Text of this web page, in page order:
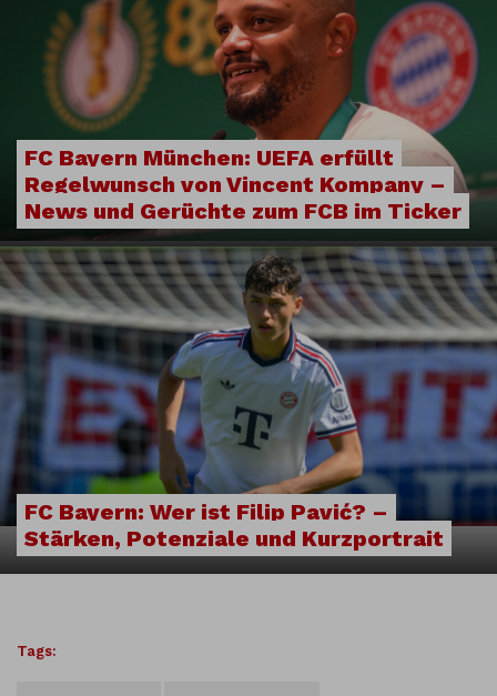
FC Bayern München: UEFA erfüllt
Regelwunsch von Vincent Kompany –
News und Gerüchte zum FCB im Ticker
FC Bayern: Wer ist Filip Pavić? –
Stärken, Potenziale und Kurzportrait
Tags: